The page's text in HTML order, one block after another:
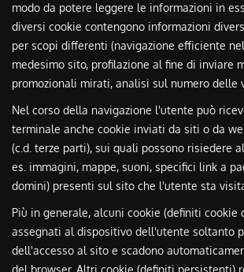
modo da potere leggere le informazioni in
diversi cookie contengono informazioni
per scopi differenti (navigazione efficiente
medesimo sito, profilazione al fine di inviare
promozionali mirati, analisi sul numero delle
Nel corso della navigazione l'utente può
terminale anche cookie inviati da siti o da
(c.d. terze parti), sui quali possono risiedere
es. immagini, mappe, suoni, specifici link a
domini) presenti sul sito che l'utente sta
Più in generale, alcuni cookie (definiti cookie
assegnati al dispositivo dell'utente soltanto
dell'accesso al sito e scadono
del browser. Altri cookie (definiti persistenti)